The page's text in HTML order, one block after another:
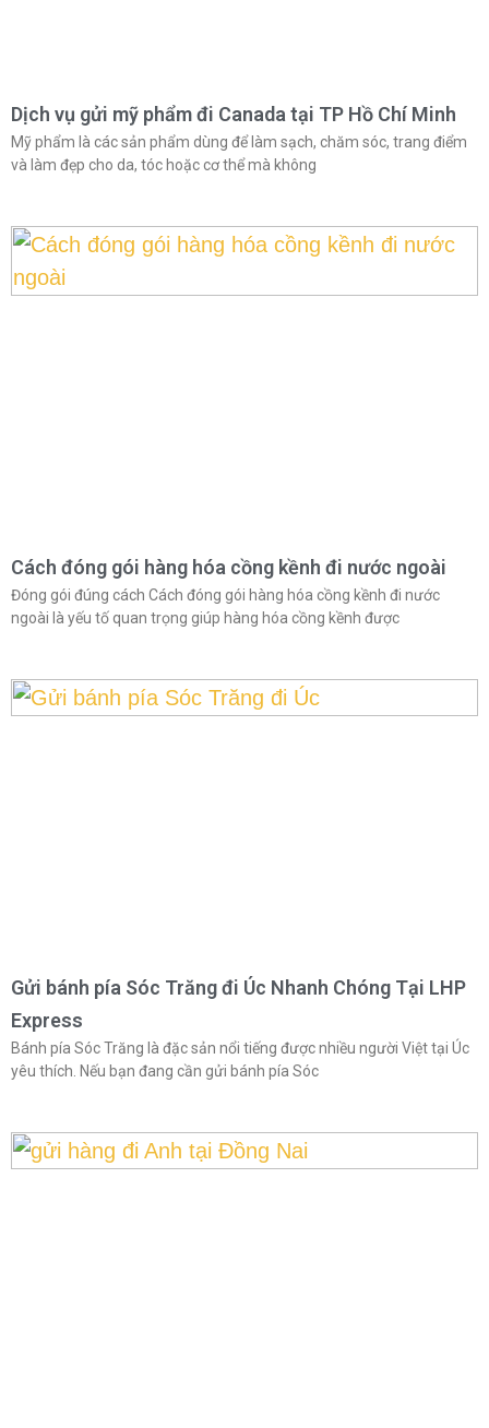
Dịch vụ gửi mỹ phẩm đi Canada tại TP Hồ Chí Minh
Mỹ phẩm là các sản phẩm dùng để làm sạch, chăm sóc, trang điểm
và làm đẹp cho da, tóc hoặc cơ thể mà không
Cách đóng gói hàng hóa cồng kềnh đi nước ngoài
Đóng gói đúng cách Cách đóng gói hàng hóa cồng kềnh đi nước
ngoài là yếu tố quan trọng giúp hàng hóa cồng kềnh được
Gửi bánh pía Sóc Trăng đi Úc Nhanh Chóng Tại LHP
Express
Bánh pía Sóc Trăng là đặc sản nổi tiếng được nhiều người Việt tại Úc
yêu thích. Nếu bạn đang cần gửi bánh pía Sóc